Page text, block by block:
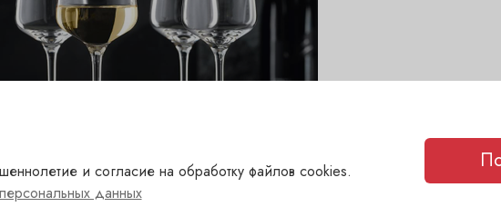
и согласие на обработку файлов cookies.
данных